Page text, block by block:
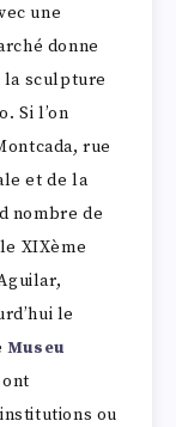
une
donne
la sculpture
Si l’on
rue
et de la
nombre de
XIXème
le
Museu
ou